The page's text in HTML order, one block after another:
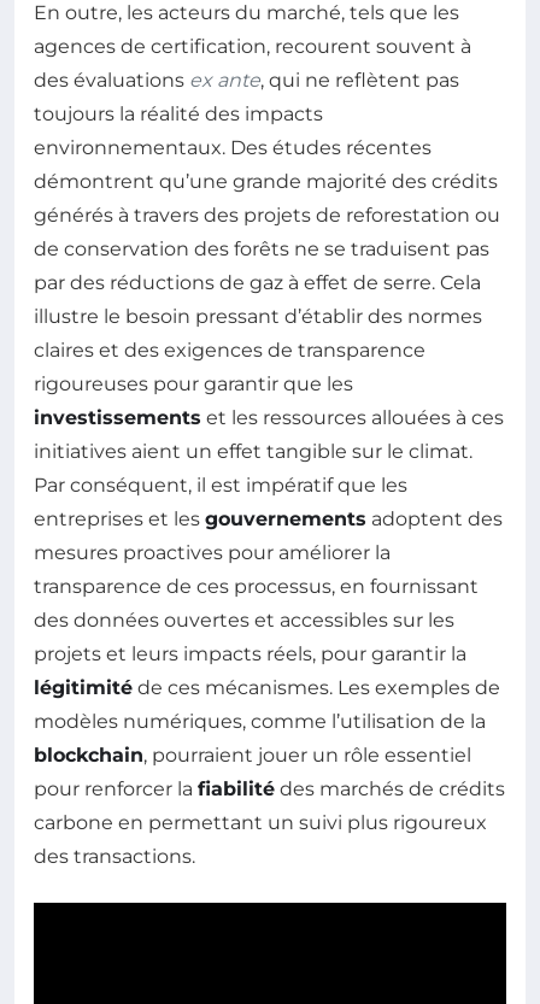
En outre, les acteurs du marché, tels que les
agences de certification, recourent souvent à
des évaluations ex ante, qui ne reflètent pas
toujours la réalité des impacts
environnementaux. Des études récentes
démontrent qu’une grande majorité des crédits
générés à travers des projets de reforestation ou
de conservation des forêts ne se traduisent pas
par des réductions de gaz à effet de serre. Cela
illustre le besoin pressant d’établir des normes
claires et des exigences de transparence
rigoureuses pour garantir que les
investissements et les ressources allouées à ces
initiatives aient un effet tangible sur le climat.
Par conséquent, il est impératif que les
entreprises et les gouvernements adoptent des
mesures proactives pour améliorer la
transparence de ces processus, en fournissant
des données ouvertes et accessibles sur les
projets et leurs impacts réels, pour garantir la
légitimité de ces mécanismes. Les exemples de
modèles numériques, comme l’utilisation de la
blockchain, pourraient jouer un rôle essentiel
pour renforcer la fiabilité des marchés de crédits
carbone en permettant un suivi plus rigoureux
des transactions.